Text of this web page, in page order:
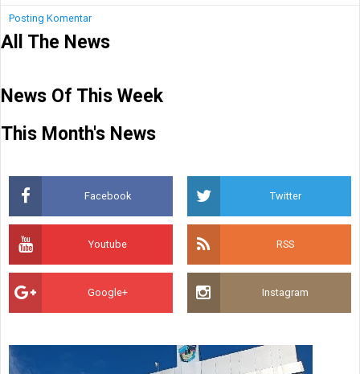
Posting Komentar
All The News
News Of This Week
This Month's News
Facebook Twitter
Youtube RSS
Google+ Instagram